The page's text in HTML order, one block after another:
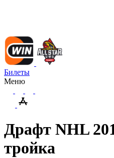
Билеты
Меню
Драфт NHL
тройка